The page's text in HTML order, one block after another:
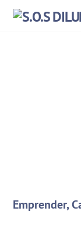
Skip
Emprender,